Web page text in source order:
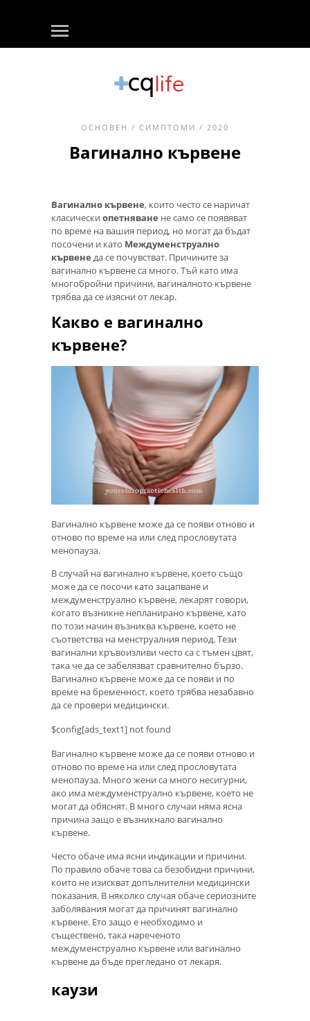
ОСНОВЕН / СИМПТОМИ / 2020
Вагинално кървене
Вагинално кървене, които често се наричат ​​
класически опетняване не само се появяват
по време на вашия период, но могат да бъдат
посочени и като Междуменструално
кървене да се почувстват. Причините за
вагинално кървене са много. Тъй като има
многобройни причини, вагиналното кървене
трябва да се изясни от лекар.
Какво е вагинално
кървене?
Вагинално кървене може да се появи отново и
отново по време на или след прословутата
менопауза.
В случай на вагинално кървене, което също
може да се посочи като зацапване и
междуменструално кървене, лекарят говори,
когато възникне непланирано кървене, като
по този начин възниква кървене, което не
съответства на менструалния период. Тези
вагинални кръвоизливи често са с тъмен цвят,
така че да се забелязват сравнително бързо.
Вагинално кървене може да се появи и по
време на бременност, което трябва незабавно
да се провери медицински.
$config[ads_text1] not found
Вагинално кървене може да се появи отново и
отново по време на или след прословутата
менопауза. Много жени са много несигурни,
ако има междуменструално кървене, което не
могат да обяснят. В много случаи няма ясна
причина защо е възникнало вагинално
кървене.
Често обаче има ясни индикации и причини.
По правило обаче това са безобидни причини,
които не изискват допълнителни медицински
показания. В няколко случая обаче сериозните
заболявания могат да причинят вагинално
кървене. Ето защо е необходимо и
съществено, така нареченото
междуменструално кървене или вагинално
кървене да бъде прегледано от лекаря.
каузи